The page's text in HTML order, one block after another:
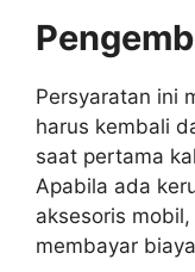
Persyaratan ini
harus kembali
saat pertama
Apabila ada
aksesoris
membayar